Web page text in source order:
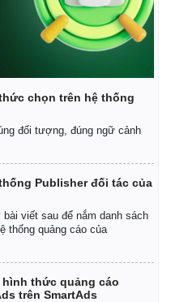
Vũ khí
chọn trên hệ thống
đối tượng, đúng ngữ cảnh
Publisher đối tác của
bài viết sau để nắm danh sách
thống quảng cáo của
thức quảng cáo
trên SmartAds